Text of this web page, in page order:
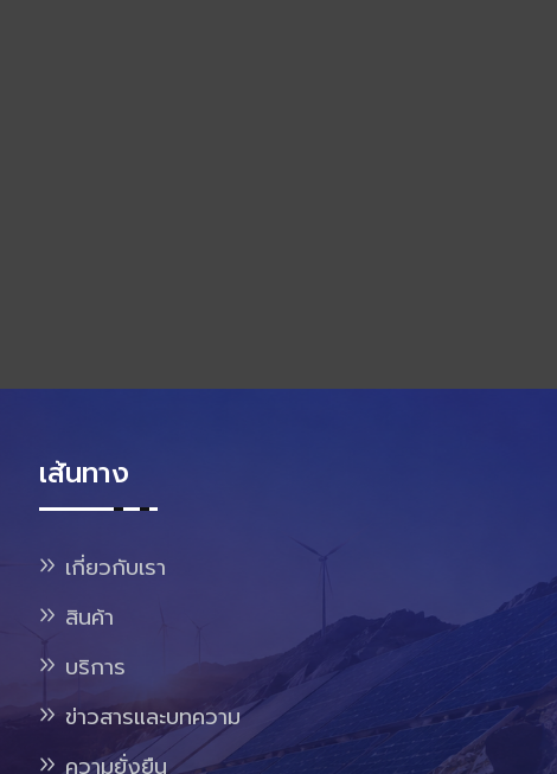
เส้นทาง
เกี่ยวกับเรา
สินค้า
บริการ
ข่าวสารและบทความ
ความยั่งยืน